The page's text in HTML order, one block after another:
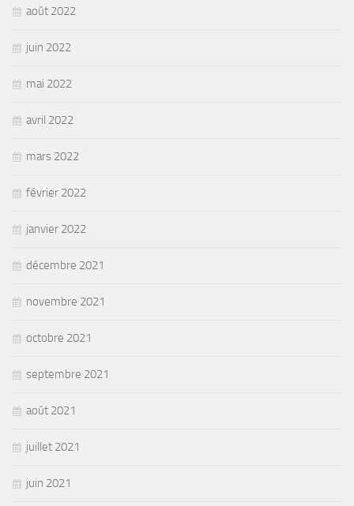
août 2022
juin 2022
mai 2022
avril 2022
mars 2022
février 2022
janvier 2022
décembre 2021
novembre 2021
octobre 2021
septembre 2021
août 2021
juillet 2021
juin 2021